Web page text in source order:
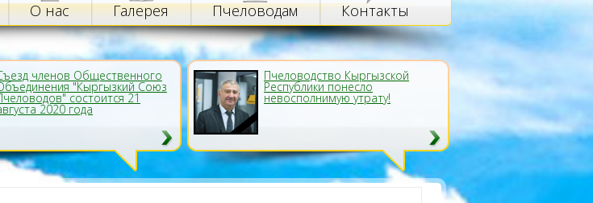
О нас Галерея Пчеловодам Контакты
членов Общественного
"Кыргызкий Союз
состоится 21
2020 года
Пчеловодство Кыргызской
Республики понесло
невосполнимую утрату!